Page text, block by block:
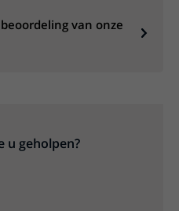
van onze
u geholpen?